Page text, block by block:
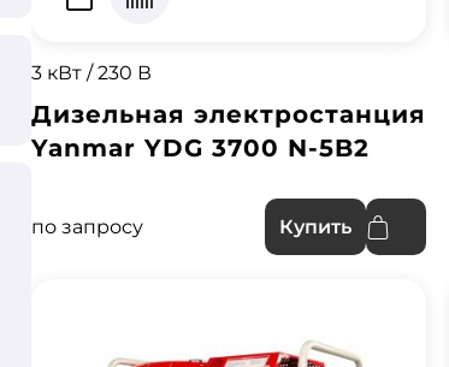
3 кВт / 230 В
Дизельная электростанция
Yanmar YDG 3700 N-5B2
по запросу Купить